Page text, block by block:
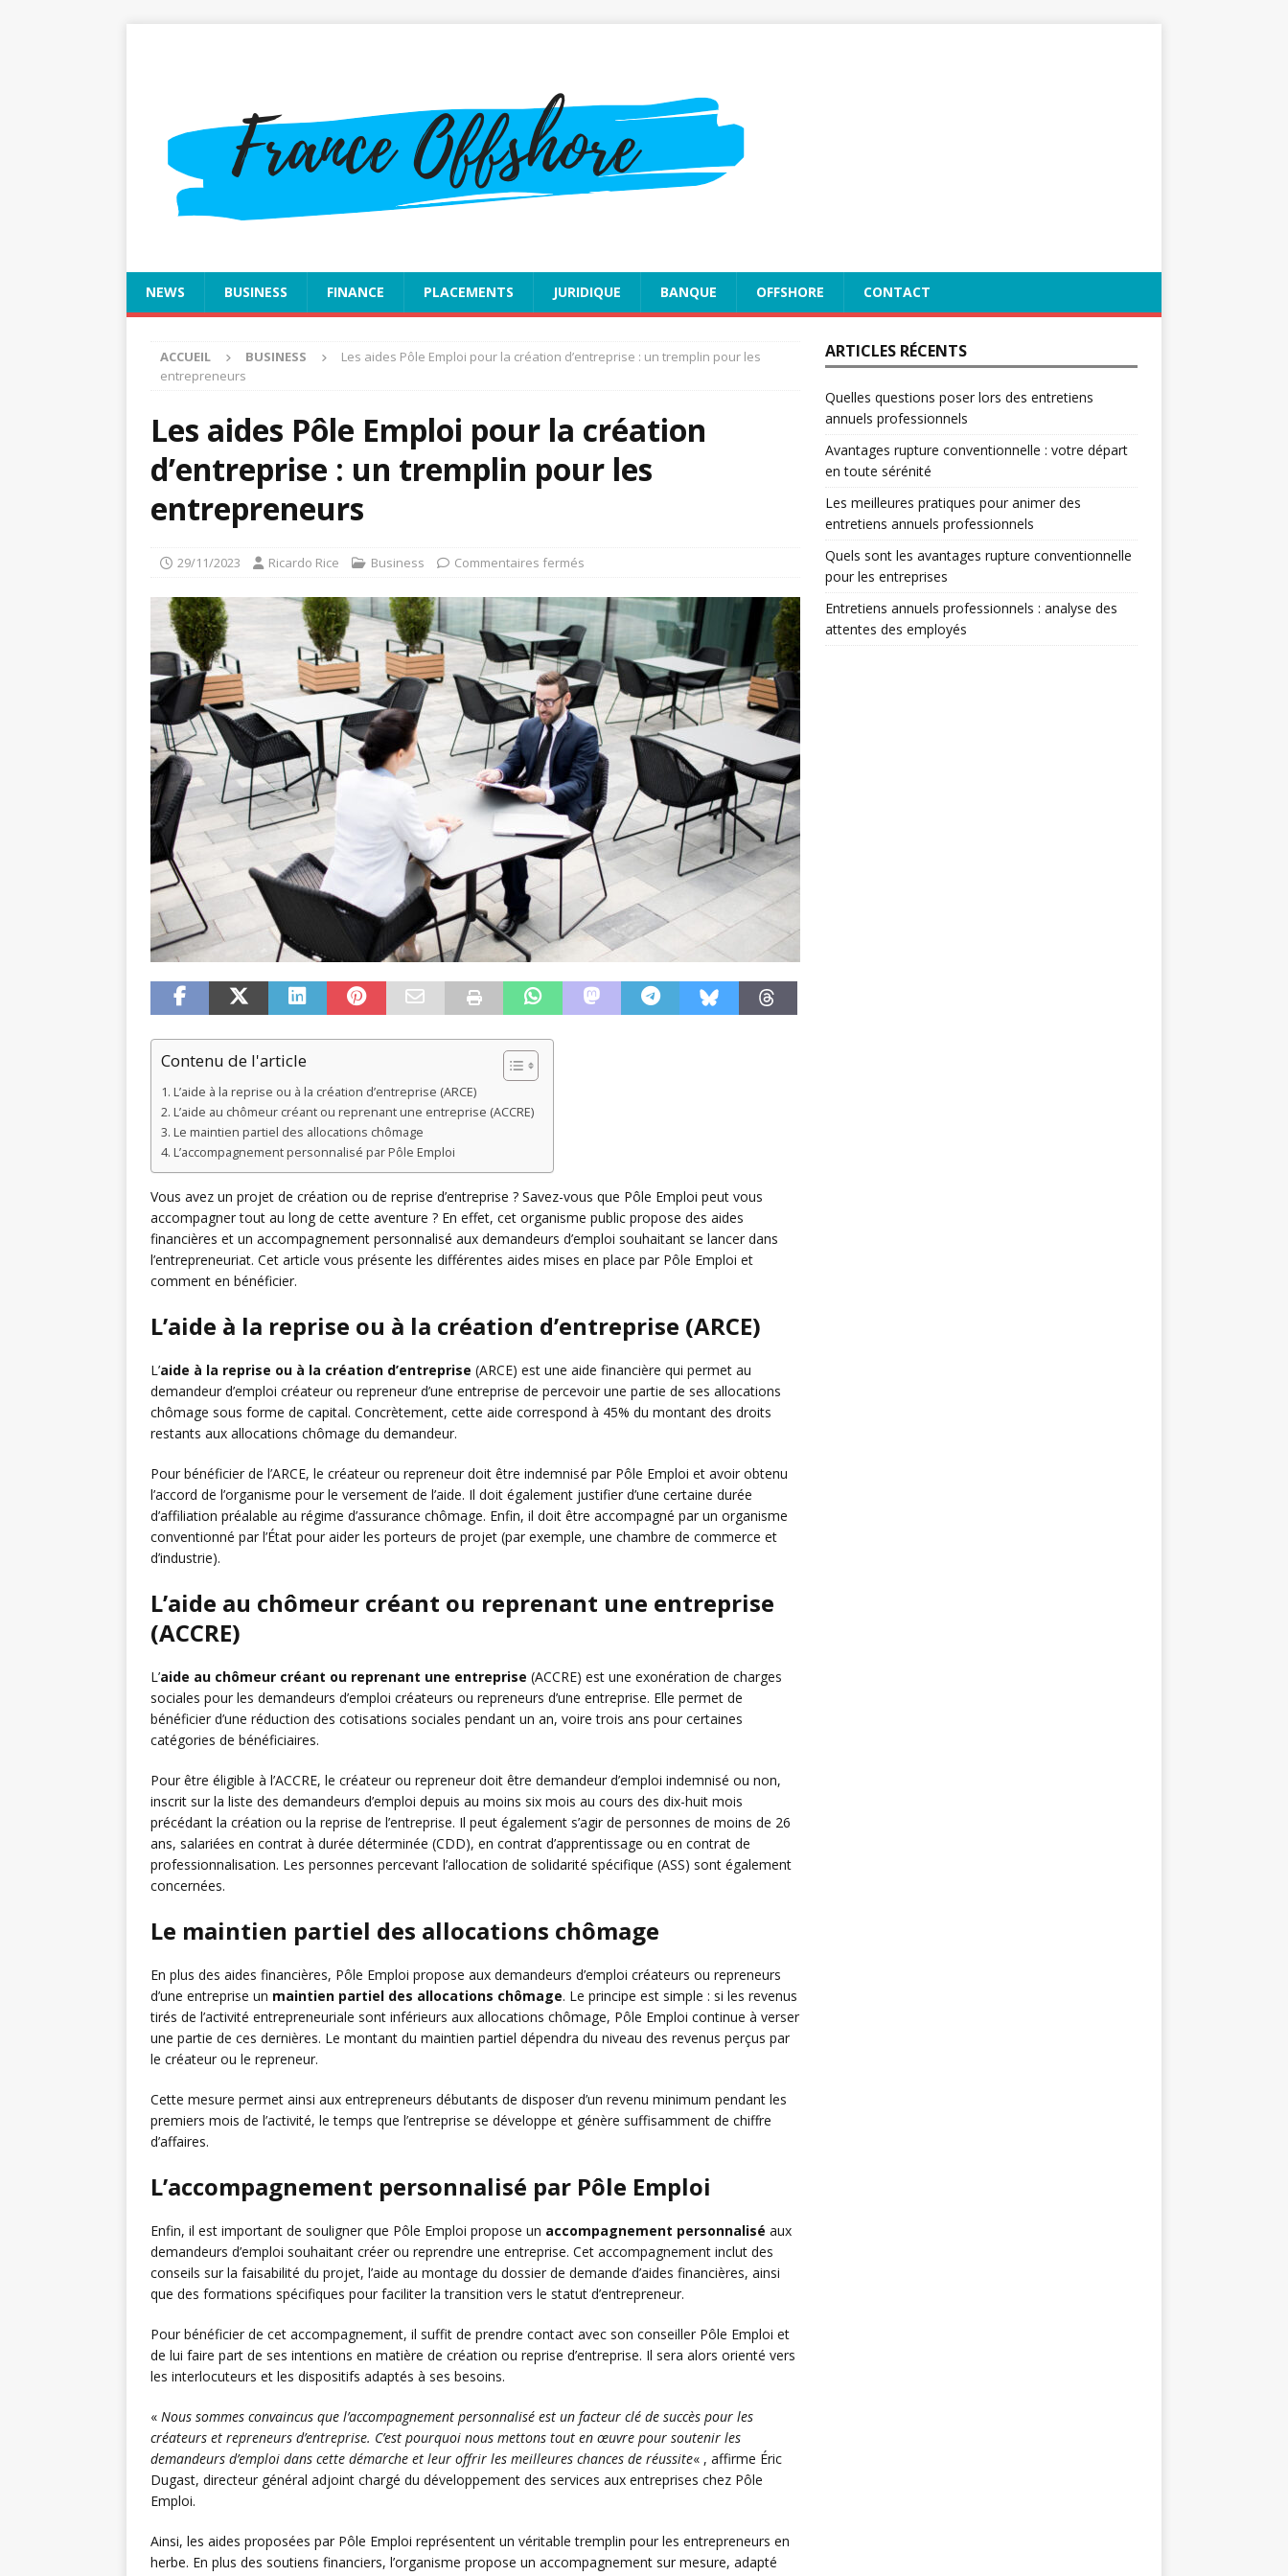
NEWS BUSINESS FINANCE PLACEMENTS JURIDIQUE BANQUE OFFSHORE CONTACT
ACCUEIL BUSINESS
Les aides Pôle Emploi pour la création d’entreprise : un tremplin pour les
entrepreneurs
Les aides Pôle Emploi pour la création
d’entreprise : un tremplin pour les
entrepreneurs
29/11/2023 Ricardo Rice Business Commentaires fermés
Contenu de l'article
L’aide à la reprise ou à la création d’entreprise (ARCE)
L’aide au chômeur créant ou reprenant une entreprise (ACCRE)
Le maintien partiel des allocations chômage
L’accompagnement personnalisé par Pôle Emploi
Vous avez un projet de création ou de reprise d’entreprise ? Savez-vous que Pôle Emploi peut vous
accompagner tout au long de cette aventure ? En effet, cet organisme public propose des aides
financières et un accompagnement personnalisé aux demandeurs d’emploi souhaitant se lancer dans
l’entrepreneuriat. Cet article vous présente les différentes aides mises en place par Pôle Emploi et
comment en bénéficier.
L’aide à la reprise ou à la création d’entreprise (ARCE)
L’aide à la reprise ou à la création d’entreprise (ARCE) est une aide financière qui permet au
demandeur d’emploi créateur ou repreneur d’une entreprise de percevoir une partie de ses allocations
chômage sous forme de capital. Concrètement, cette aide correspond à 45% du montant des droits
restants aux allocations chômage du demandeur.
Pour bénéficier de l’ARCE, le créateur ou repreneur doit être indemnisé par Pôle Emploi et avoir obtenu
l’accord de l’organisme pour le versement de l’aide. Il doit également justifier d’une certaine durée
d’affiliation préalable au régime d’assurance chômage. Enfin, il doit être accompagné par un organisme
conventionné par l’État pour aider les porteurs de projet (par exemple, une chambre de commerce et
d’industrie).
L’aide au chômeur créant ou reprenant une entreprise
(ACCRE)
L’aide au chômeur créant ou reprenant une entreprise (ACCRE) est une exonération de charges
sociales pour les demandeurs d’emploi créateurs ou repreneurs d’une entreprise. Elle permet de
bénéficier d’une réduction des cotisations sociales pendant un an, voire trois ans pour certaines
catégories de bénéficiaires.
Pour être éligible à l’ACCRE, le créateur ou repreneur doit être demandeur d’emploi indemnisé ou non,
inscrit sur la liste des demandeurs d’emploi depuis au moins six mois au cours des dix-huit mois
précédant la création ou la reprise de l’entreprise. Il peut également s’agir de personnes de moins de 26
ans, salariées en contrat à durée déterminée (CDD), en contrat d’apprentissage ou en contrat de
professionnalisation. Les personnes percevant l’allocation de solidarité spécifique (ASS) sont également
concernées.
Le maintien partiel des allocations chômage
En plus des aides financières, Pôle Emploi propose aux demandeurs d’emploi créateurs ou repreneurs
d’une entreprise un maintien partiel des allocations chômage. Le principe est simple : si les revenus
tirés de l’activité entrepreneuriale sont inférieurs aux allocations chômage, Pôle Emploi continue à verser
une partie de ces dernières. Le montant du maintien partiel dépendra du niveau des revenus perçus par
le créateur ou le repreneur.
Cette mesure permet ainsi aux entrepreneurs débutants de disposer d’un revenu minimum pendant les
premiers mois de l’activité, le temps que l’entreprise se développe et génère suffisamment de chiffre
d’affaires.
L’accompagnement personnalisé par Pôle Emploi
Enfin, il est important de souligner que Pôle Emploi propose un accompagnement personnalisé aux
demandeurs d’emploi souhaitant créer ou reprendre une entreprise. Cet accompagnement inclut des
conseils sur la faisabilité du projet, l’aide au montage du dossier de demande d’aides financières, ainsi
que des formations spécifiques pour faciliter la transition vers le statut d’entrepreneur.
Pour bénéficier de cet accompagnement, il suffit de prendre contact avec son conseiller Pôle Emploi et
de lui faire part de ses intentions en matière de création ou reprise d’entreprise. Il sera alors orienté vers
les interlocuteurs et les dispositifs adaptés à ses besoins.
« Nous sommes convaincus que l’accompagnement personnalisé est un facteur clé de succès pour les
créateurs et repreneurs d’entreprise. C’est pourquoi nous mettons tout en œuvre pour soutenir les
demandeurs d’emploi dans cette démarche et leur offrir les meilleures chances de réussite« , affirme Éric
Dugast, directeur général adjoint chargé du développement des services aux entreprises chez Pôle
Emploi.
Ainsi, les aides proposées par Pôle Emploi représentent un véritable tremplin pour les entrepreneurs en
herbe. En plus des soutiens financiers, l’organisme propose un accompagnement sur mesure, adapté
ARTICLES RÉCENTS
Quelles questions poser lors des entretiens
annuels professionnels
Avantages rupture conventionnelle : votre départ
en toute sérénité
Les meilleures pratiques pour animer des
entretiens annuels professionnels
Quels sont les avantages rupture conventionnelle
pour les entreprises
Entretiens annuels professionnels : analyse des
attentes des employés